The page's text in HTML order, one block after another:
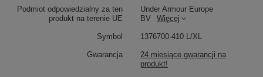
Podmiot odpowiedzialny za ten
produkt na terenie UE
Under Armour Europe
BV
Więcej
Symbol 1376700-410 L/XL
Gwarancja
24 miesiące gwarancji na
produkt!